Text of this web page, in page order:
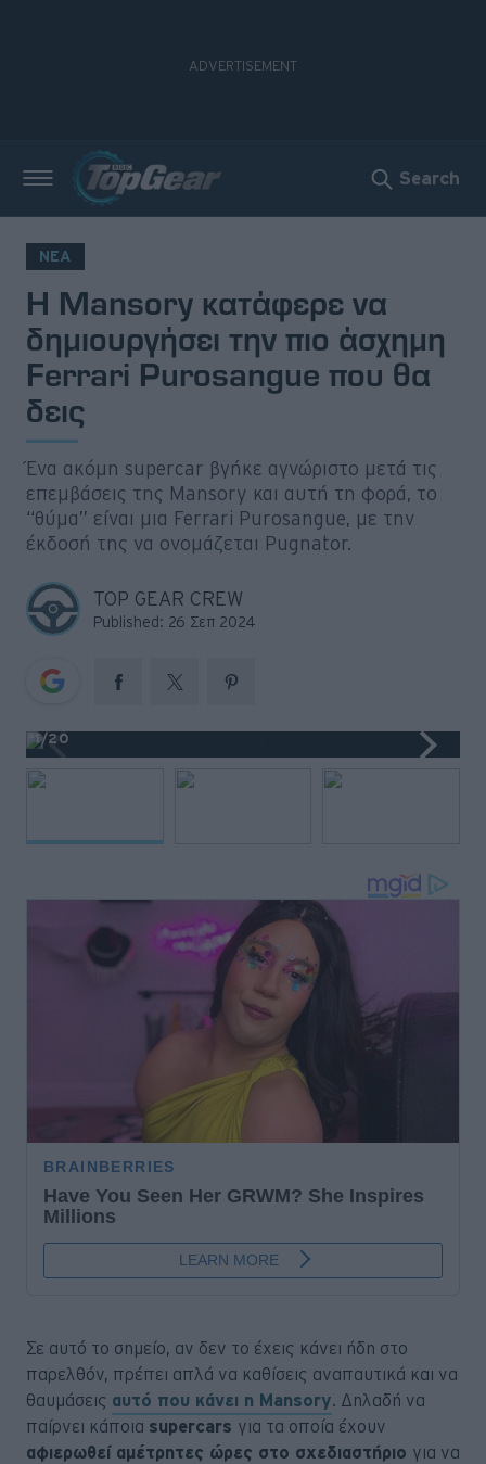
Search
ΝΕΑ
H Mansory κατάφερε να
δημιουργήσει την πιο άσχημη
Ferrari Purosangue που θα
δεις
Ένα ακόμη supercar βγήκε αγνώριστο μετά τις
επεμβάσεις της Mansory και αυτή τη φορά, το
“θύμα” είναι μια Ferrari Purosangue, με την
έκδοσή της να ονομάζεται Pugnator.
TOP GEAR CREW
Published: 26 Σεπ 2024
1/20
Σε αυτό το σημείο, αν δεν το έχεις κάνει ήδη στο
παρελθόν, πρέπει απλά να καθίσεις αναπαυτικά και να
θαυμάσεις αυτό που κάνει η Mansory. Δηλαδή να
παίρνει κάποια supercars για τα οποία έχουν
αφιερωθεί αμέτρητες ώρες στο σχεδιαστήριο για να
Νέα
Δοκιμές
Electric
Motorsport
Άποψη
Viral
Big Reads
Retro
Moto